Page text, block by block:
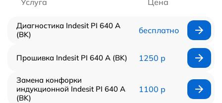
Диагностика Indesit PI 640 A
(BK)
бесплатно
Прошивка Indesit PI 640 A (BK) 1250 р
Замена конфорки
индукционной Indesit PI 640 A
(BK)
1100 р